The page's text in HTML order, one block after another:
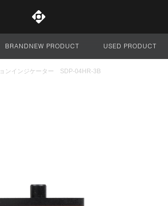
BRANDNEW PRODUCT USED PRODUCT
ンインジケーター SDP-04HR-3B